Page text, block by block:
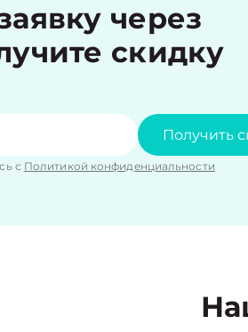
через
скидку
Получить
с Политикой конфиденциальности